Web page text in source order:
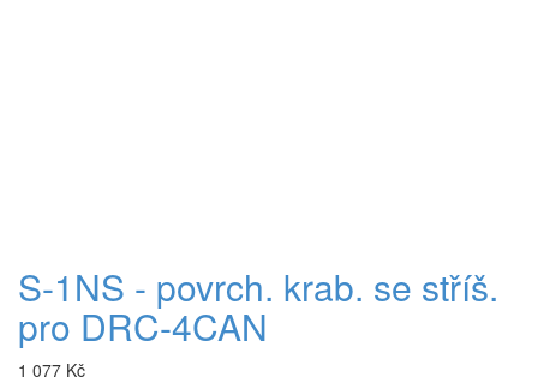
S-1NS - povrch. krab. se stříš.
pro DRC-4CAN
1 077 Kč